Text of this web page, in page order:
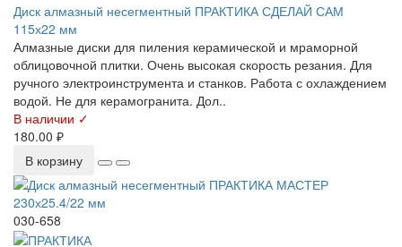
Диск алмазный несегментный ПРАКТИКА СДЕЛАЙ САМ
115х22 мм
Алмазные диски для пиления керамической и мраморной
облицовочной плитки. Очень высокая скорость резания. Для
ручного электроинструмента и станков. Работа с охлаждением
водой. Не для керамогранита. Дол..
В наличии ✓
180.00 ₽
В корзину
030-658